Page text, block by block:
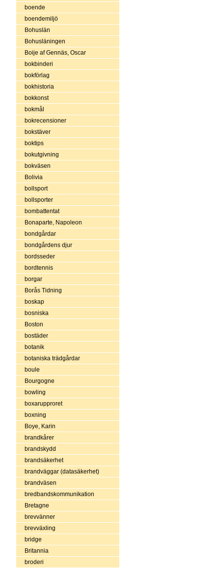
boende
boendemiljö
Bohuslän
Bohusläningen
Boije af Gennäs, Oscar
bokbinderi
bokförlag
bokhistoria
bokkonst
bokmål
bokrecensioner
bokstäver
boktips
bokutgivning
bokväsen
Bolivia
bollsport
bollsporter
bombattentat
Bonaparte, Napoleon
bondgårdar
bondgårdens djur
bordsseder
bordtennis
borgar
Borås Tidning
boskap
bosniska
Boston
bostäder
botanik
botaniska trädgårdar
boule
Bourgogne
bowling
boxarupproret
boxning
Boye, Karin
brandkårer
brandskydd
brandsäkerhet
brandväggar (datasäkerhet)
brandväsen
bredbandskommunikation
Bretagne
brevvänner
brevväxling
bridge
Britannia
broderi